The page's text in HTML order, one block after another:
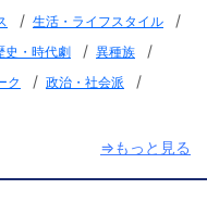
/ 生活・ライフスタイル /
史・時代劇 / 異種族 /
ク / 政治・社会派 /
⇒もっと見る